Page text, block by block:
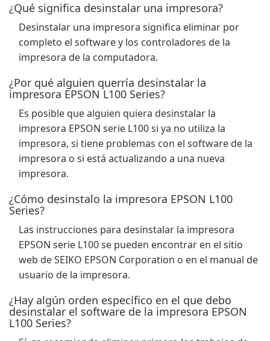
¿Qué significa desinstalar una impresora?
Desinstalar una impresora significa eliminar por
completo el software y los controladores de la
impresora de la computadora.
¿Por qué alguien querría desinstalar la
impresora EPSON L100 Series?
Es posible que alguien quiera desinstalar la
impresora EPSON serie L100 si ya no utiliza la
impresora, si tiene problemas con el software de la
impresora o si está actualizando a una nueva
impresora.
¿Cómo desinstalo la impresora EPSON L100
Series?
Las instrucciones para desinstalar la impresora
EPSON serie L100 se pueden encontrar en el sitio
web de SEIKO EPSON Corporation o en el manual de
usuario de la impresora.
¿Hay algún orden específico en el que debo
desinstalar el software de la impresora EPSON
L100 Series?